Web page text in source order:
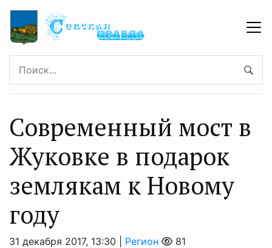
Современный мост в
Жуковке в подарок
землякам к Новому
году
31 декабря 2017, 13:30 | Регион 81